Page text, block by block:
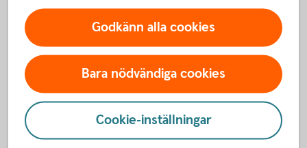
Energilån
Ta hjälp av ett Energilån för att investera i lösningar
som kan minska energiförbrukningen på bostaden
och sänka dina kostnader.
Energilån
Godkänn alla cookies
Bara nödvändiga cookies
Cookie-inställningar